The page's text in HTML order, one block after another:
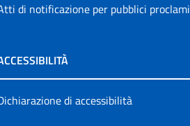
di notificazione per pubblici proclami
di accessibilità